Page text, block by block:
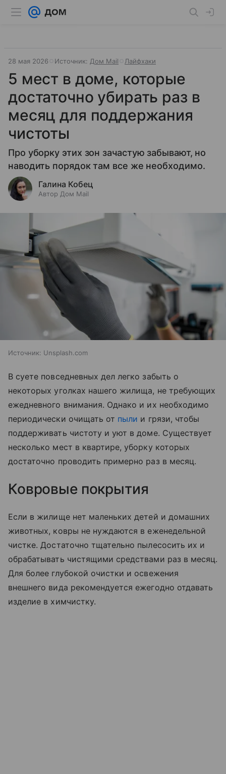
28 мая 2026 Источник: Дом Mail Лайфхаки
5 мест в доме, которые
достаточно убирать раз в
месяц для поддержания
чистоты
Про уборку этих зон зачастую забывают, но
наводить порядок там все же необходимо.
Галина Кобец
Автор Дом Mail
Источник: Unsplash.com
В суете повседневных дел легко забыть о
некоторых уголках нашего жилища, не требующих
ежедневного внимания. Однако и их необходимо
периодически очищать от пыли и грязи, чтобы
поддерживать чистоту и уют в доме. Существует
несколько мест в квартире, уборку которых
достаточно проводить примерно раз в месяц.
Ковровые покрытия
Если в жилище нет маленьких детей и домашних
животных, ковры не нуждаются в еженедельной
чистке. Достаточно тщательно пылесосить их и
обрабатывать чистящими средствами раз в месяц.
Для более глубокой очистки и освежения
внешнего вида рекомендуется ежегодно отдавать
изделие в химчистку.